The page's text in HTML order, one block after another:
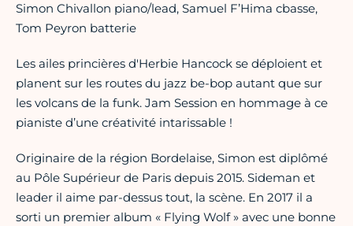
Simon Chivallon piano/lead, Samuel F’Hima cbasse,
Tom Peyron batterie
Les ailes princières d'Herbie Hancock se déploient et
planent sur les routes du jazz be-bop autant que sur
les volcans de la funk. Jam Session en hommage à ce
pianiste d’une créativité intarissable !
Originaire de la région Bordelaise, Simon est diplômé
au Pôle Supérieur de Paris depuis 2015. Sideman et
leader il aime par-dessus tout, la scène. En 2017 il a
sorti un premier album « Flying Wolf » avec une bonne